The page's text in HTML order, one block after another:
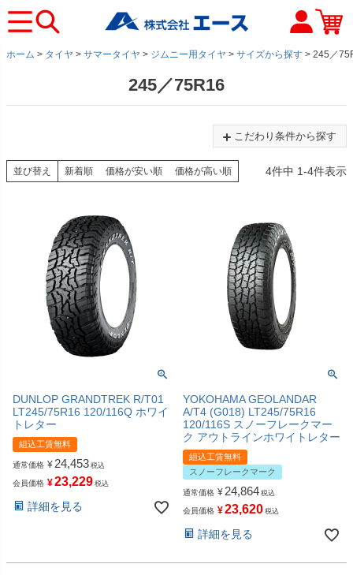
ホーム タイヤ サマータイヤ ジムニー用タイヤ サイズから探す 245／
245／75R16
こだわり条件から探す
並び替え 新着順 価格が安い順 価格が高い順 4件中 1-4件表示
DUNLOP GRANDTREK R/T01
LT245/75R16 120/116Q ホワイ
トレター
組込工賃無料
通常価格 ¥ 24,453 税込
会員価格 ¥23,229 税込
詳細を見る
YOKOHAMA GEOLANDAR
A/T4 (G018) LT245/75R16
120/116S スノーフレークマー
ク アウトラインホワイトレター
組込工賃無料
スノーフレークマーク
通常価格 ¥ 24,864 税込
会員価格 ¥23,620 税込
詳細を見る